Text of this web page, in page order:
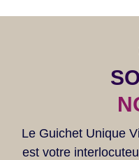
Le Guichet Unique
est votre